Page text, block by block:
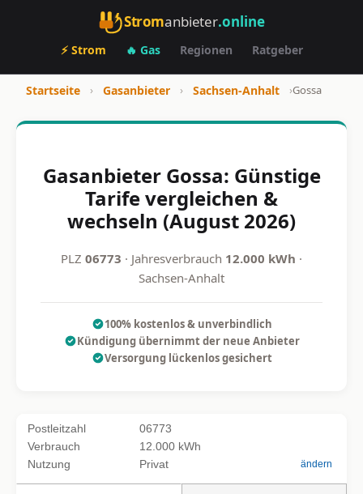
Stromanbieter.online
⚡ Strom 🔥 Gas Regionen Ratgeber
Startseite › Gasanbieter › Sachsen-Anhalt ›Gossa
Gasanbieter Gossa: Günstige
Tarife vergleichen &
wechseln (August 2026)
PLZ 06773 · Jahresverbrauch 12.000 kWh ·
Sachsen-Anhalt
100% kostenlos & unverbindlich
Kündigung übernimmt der neue Anbieter
Versorgung lückenlos gesichert